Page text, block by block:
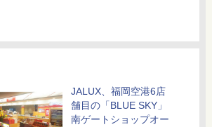
JALUX、福岡空港6店
舗目の「BLUE SKY」
南ゲートショップオー